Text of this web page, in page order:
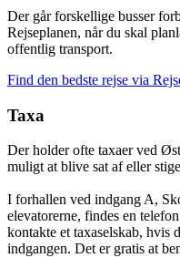
Der går forskellige busser
Rejseplanen, når du skal
offentlig transport.
Find den bedste rejse via
Taxa
Der holder ofte taxaer ved
muligt at blive sat af eller
I forhallen ved indgang A,
elevatorerne, findes en
kontakte et taxaselskab, hvis
indgangen. Det er gratis at